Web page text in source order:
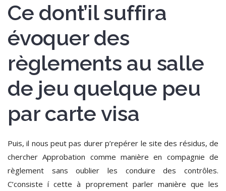
Ce dont’il suffira
évoquer des
règlements au salle
de jeu quelque peu
par carte visa
Puis, il nous peut pas durer p’repérer le site des résidus, de
chercher Approbation comme manière en compagnie de
règlement sans oublier les conduire des contrôles.
C’consiste í cette à proprement parler manière que les